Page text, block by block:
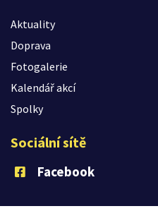
Aktuality
Doprava
Fotogalerie
Kalendář akcí
Spolky
Sociální sítě
Facebook